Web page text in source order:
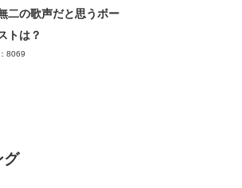
二の歌声だと思うボー
トは？
8069
グ